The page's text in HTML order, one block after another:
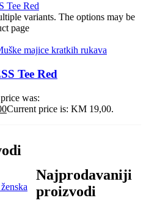
variants. The options may be
page
majice kratkih rukava
Tee Red
was:
Current price is: KM 19,00.
Najprodavaniji
proizvodi